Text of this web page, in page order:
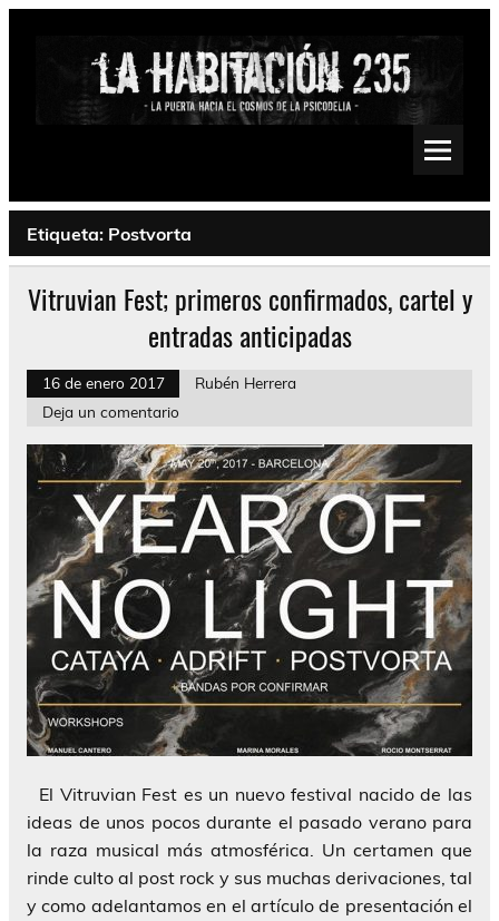
Saltar
Psychedelic, Stoner, Doom, Sludge, Fuzz, Space, Drone
Etiqueta: Postvorta
Vitruvian Fest; primeros confirmados, cartel y
entradas anticipadas
16 de enero 2017
Rubén Herrera
Deja un comentario
El Vitruvian Fest es un nuevo festival nacido de las
ideas de unos pocos durante el pasado verano para
la raza musical más atmosférica. Un certamen que
rinde culto al post rock y sus muchas derivaciones, tal
y como adelantamos en el artículo de presentación el